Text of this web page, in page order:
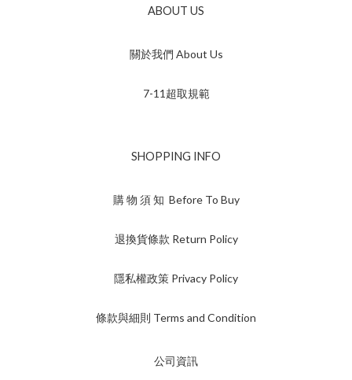
ABOUT US
關於我們 About Us
7-11超取規範
SHOPPING INFO
購 物 須 知 Before To Buy
退換貨條款 Return Policy
隱私權政策 Privacy Policy
條款與細則 Terms and Condition
公司資訊